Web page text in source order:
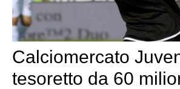
Calciomercato
tesoretto da 60